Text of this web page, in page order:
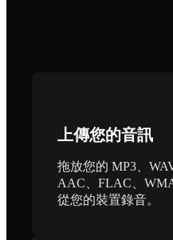
上傳您的音訊
拖放您的 MP3、
AAC、FLAC、
從您的裝置錄音。